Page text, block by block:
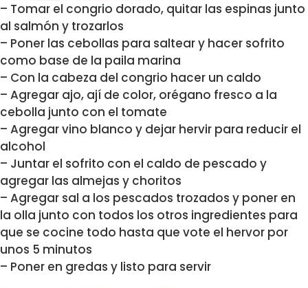
– Tomar el congrio dorado, quitar las espinas junto
al salmón y trozarlos
– Poner las cebollas para saltear y hacer sofrito
como base de la paila marina
– Con la cabeza del congrio hacer un caldo
– Agregar ajo, ají de color, orégano fresco a la
cebolla junto con el tomate
– Agregar vino blanco y dejar hervir para reducir el
alcohol
– Juntar el sofrito con el caldo de pescado y
agregar las almejas y choritos
– Agregar sal a los pescados trozados y poner en
la olla junto con todos los otros ingredientes para
que se cocine todo hasta que vote el hervor por
unos 5 minutos
– Poner en gredas y listo para servir